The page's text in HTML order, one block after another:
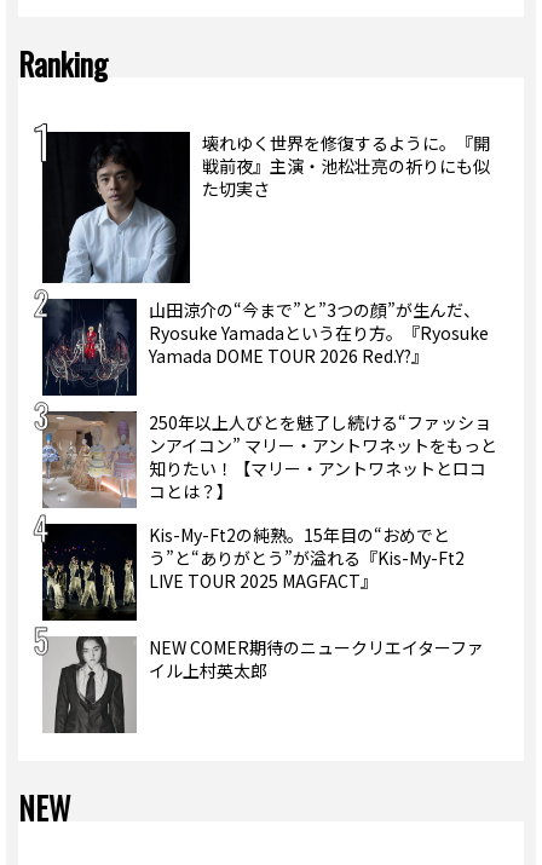
Ranking
壊れゆく世界を修復するように。『開
戦前夜』主演・池松壮亮の祈りにも似
た切実さ
山田涼介の“今まで”と”3つの顔”が生んだ、
Ryosuke Yamadaという在り方。『Ryosuke
Yamada DOME TOUR 2026 Red.Y?』
250年以上人びとを魅了し続ける“ファッショ
ンアイコン” マリー・アントワネットをもっと
知りたい！【マリー・アントワネットとロコ
コとは？】
Kis-My-Ft2の純熟。15年目の“おめでと
う”と“ありがとう”が溢れる『Kis-My-Ft2
LIVE TOUR 2025 MAGFACT』
NEW COMER期待のニュークリエイターファ
イル上村英太郎
NEW